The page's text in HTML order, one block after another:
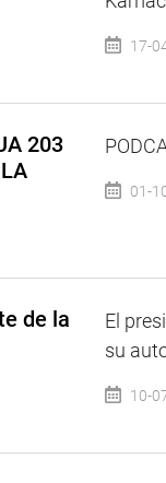
17-
203
01-
de la
El
su
10-